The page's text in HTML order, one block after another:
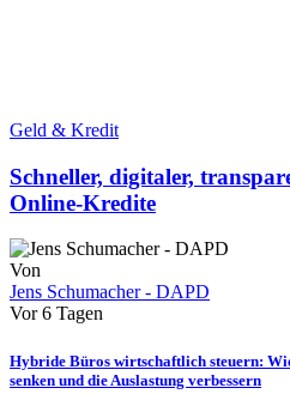
Geld & Kredit
Schneller, digitaler,
Online-Kredite
Von
Jens Schumacher - DAPD
Vor 6 Tagen
Hybride Büros wirtschaftlich steuern:
senken und die Auslastung verbessern